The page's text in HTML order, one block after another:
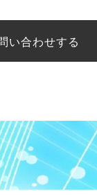
い合わせする